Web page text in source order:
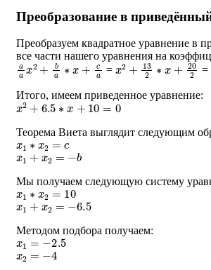
Преобразование в
Преобразуем квадратное уравнение в
все части нашего уравнения на
aax2+ba∗x+ca = x2+132 ∗x+202 =
Итого, имеем приведенное уравнение:
x2+6.5∗x+10=0
Теорема Виета выглядит следующим
x1∗x2= c
x1 + x2 =− b
Мы получаем следующую систему
x1∗x2= 10
x1 + x2 =− 6.5
Методом подбора получаем:
x1=−2.5
x2 =−